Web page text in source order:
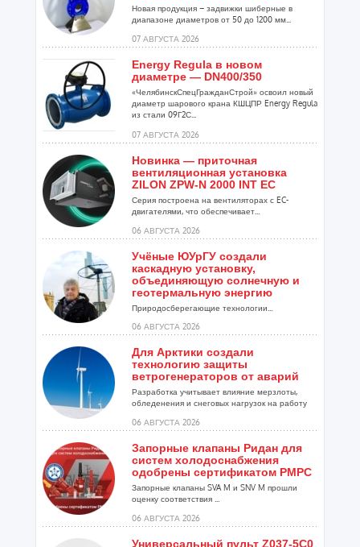
Новая продукция – задвижки шиберные в
диапазоне диаметров от 50 до 1200 мм...
07 АВГУСТА 2026
Energy Regula в новом
диаметре — DN400/350
«ЧелябинскСпецГражданСтрой» освоил новый
диаметр шарового крана КШЦПР Energy Regula
из стали 09Г2С...
07 АВГУСТА 2026
Новинка — приточная
вентиляционная установка
ZILON ZPW-N 2000 INT EC
Серия построена на вентиляторах с EC-
двигателями, что обеспечивает...
06 АВГУСТА 2026
Учёные ЮУрГУ создали
каскадную установку,
объединяющую солнечную и
геотермальную энергию
Природосберегающие технологии...
06 АВГУСТА 2026
Для Арктики создали
технологию защиты
ветрогенераторов от аварий
Разработка учитывает влияние мерзлоты,
обледенения и снеговых нагрузок на работу
06 АВГУСТА 2026
Запорные клапаны Ридан для
систем холодоснабжения
одобрены сертификатом РМРС
Запорные клапаны SVA M и SNV M прошли
оценку соответствия ...
06 АВГУСТА 2026
Универсальный пульт Z037-5C0